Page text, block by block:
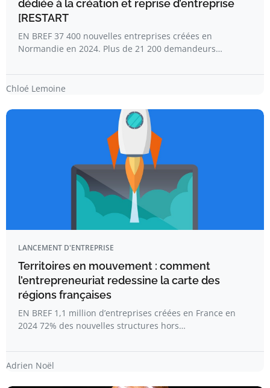
dédiée à la création et reprise d’entreprise
[RESTART
EN BREF 37 400 nouvelles entreprises créées en
Normandie en 2024. Plus de 21 200 demandeurs…
Chloé Lemoine
LANCEMENT D'ENTREPRISE
Territoires en mouvement : comment
l’entrepreneuriat redessine la carte des
régions françaises
EN BREF 1,1 million d’entreprises créées en France en
2024 72% des nouvelles structures hors…
Adrien Noël